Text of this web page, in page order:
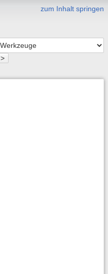
zum Inhalt springen
>